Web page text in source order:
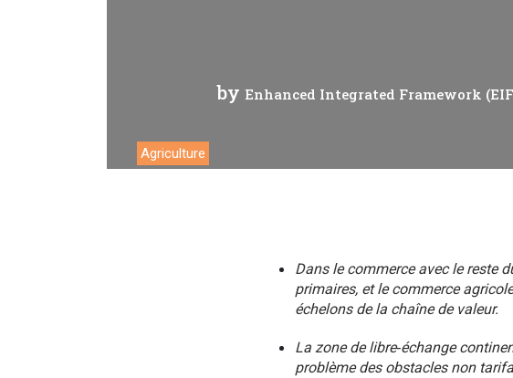
by Enhanced Integrated Framework
Agriculture
Dans le commerce avec le reste
primaires, et le commerce
échelons de la chaîne de valeur.
La zone de libre‑échange
problème des obstacles non